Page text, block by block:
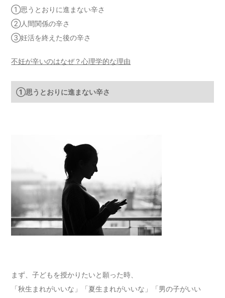
①思うとおりに進まない辛さ
②人間関係の辛さ
③妊活を終えた後の辛さ
不妊が辛いのはなぜ？心理学的な理由
①思うとおりに進まない辛さ
まず、子どもを授かりたいと願った時、
「秋生まれがいいな」「夏生まれがいいな」「男の子がいい